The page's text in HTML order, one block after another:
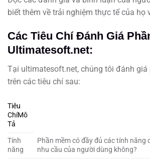
biết thêm về trải nghiệm thực tế của họ
Các Tiêu Chí Đánh Giá
Ultimatesoft.net:
Tại ultimatesoft.net, chúng tôi đánh giá
trên các tiêu chí sau:
Tiêu
ChíMô
Tả
Tính
năng
Phần mềm có đầy đủ các tính năng
nhu cầu của người dùng không?